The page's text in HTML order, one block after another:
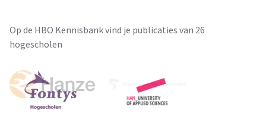
Op de HBO Kennisbank vind je publicaties van 26
hogescholen